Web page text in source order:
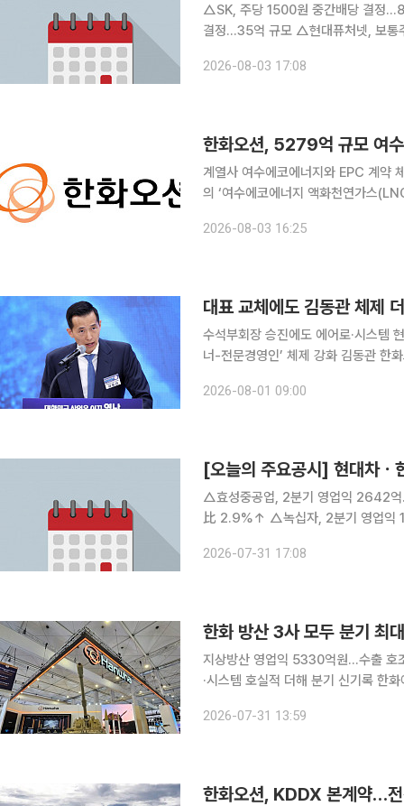
△SK, 주당 1500원 중간배당 결정...826억 규모 △고려신용정보, 보통
결정...35억 규모 △현대퓨처넷, 보통주 118만 주 자기주식 취득 결정...35억 규모 △S-Oil, 2분기
2565억...전년比
2026-08-03 17:08
한화오션, 5279억 규모 여
계열사 여수에코에너지와 EPC 계약 체결 한화오션은 계열사인 여수에코에너지와 5279
의 ‘여수에코에너지 액화천연가스
490MW급 LNG 집단에너지 시설의
2026-08-03 16:25
대표 교체에도 김동관 체제
수석부회장 승진에도 에어로·시스템
너-전문경영인’ 체제 강화 김동관 한화그룹 부회장이 수석부회장으로 승진했지만 한화에어로스페
심 사업 전략과 투자, 자본 배분을 총
2026-08-01 09:00
[오늘의 주요공시] 현대차ㆍ
△효성중공업, 2분기 영업익 2642억...전년比 60.89%↑
比 2.9%↑ △녹십자, 2분기 영업익 17억...전년比 93.8%↓ △HD현대, 2분기 영업익 4조
덕전자, 2분기 영업익 702억..
2026-07-31 17:08
한화 방산 3사 모두 분기 최
지상방산 영업익 5330억원…수출 호
·시스템 호실적 더해 분기 신기록 한화에어로스페이스가 지상방산 수출 확대와 자회사 실적 개선에
매출 9조2929억원, 영업이익 1조
2026-07-31 13:59
한화오션, KDDX 본계약…